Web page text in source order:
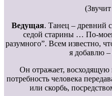
Ведущая. Танец – древний
седой старины … По-
разумного”. Всем известно,
я добавлю
Он отражает,
потребность человека
или скорбь,